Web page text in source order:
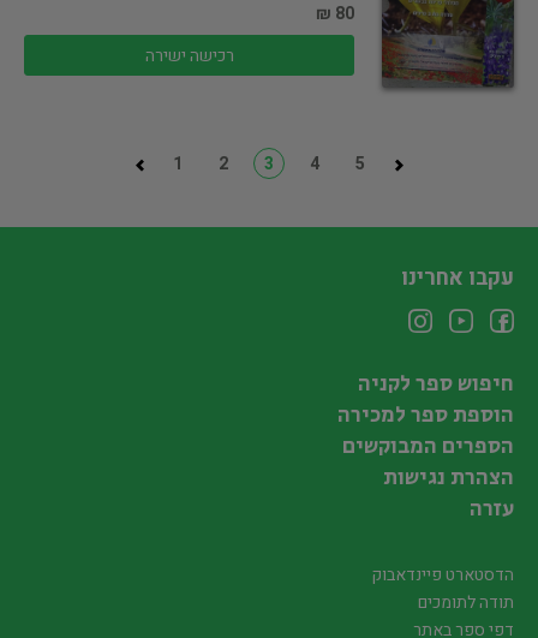
80 ₪
רכישה ישירה
1 2 3 4 5
עקבו אחרינו
חיפוש ספר לקניה
הוספת ספר למכירה
הספרים המבוקשים
הצהרת נגישות
עזרה
הדסטארט פיינדאבוק
תודה לתומכים
דפי ספר באתר